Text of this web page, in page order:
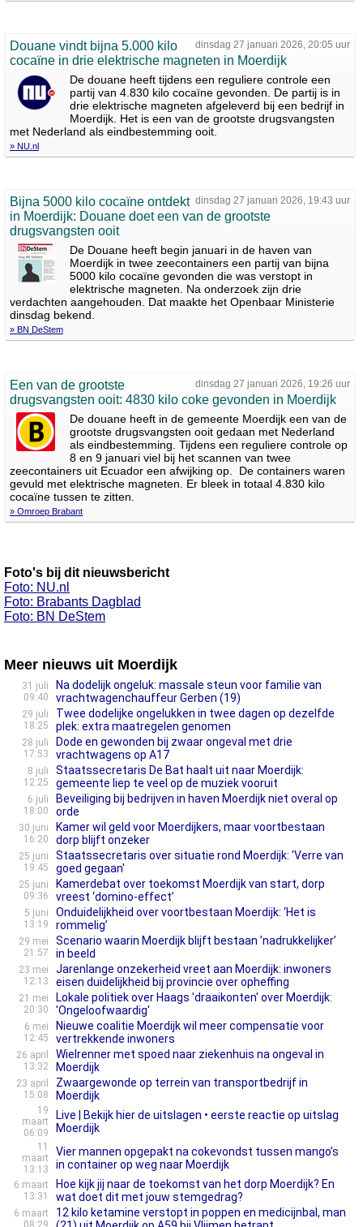
dinsdag 27 januari 2026, 20:05 uur
Douane vindt bijna 5.000 kilo
cocaïne in drie elektrische magneten in Moerdijk
De douane heeft tijdens een reguliere controle een
partij van 4.830 kilo cocaïne gevonden. De partij is in
drie elektrische magneten afgeleverd bij een bedrijf in
Moerdijk. Het is een van de grootste drugsvangsten
met Nederland als eindbestemming ooit.
» NU.nl
dinsdag 27 januari 2026, 19:43 uur
Bijna 5000 kilo cocaïne ontdekt
in Moerdijk: Douane doet een van de grootste
drugsvangsten ooit
De Douane heeft begin januari in de haven van
Moerdijk in twee zeecontainers een partij van bijna
5000 kilo cocaïne gevonden die was verstopt in
elektrische magneten. Na onderzoek zijn drie
verdachten aangehouden. Dat maakte het Openbaar Ministerie
dinsdag bekend.
» BN DeStem
dinsdag 27 januari 2026, 19:26 uur
Een van de grootste
drugsvangsten ooit: 4830 kilo coke gevonden in Moerdijk
De douane heeft in de gemeente Moerdijk een van de
grootste drugsvangsten ooit gedaan met Nederland
als eindbestemming. Tijdens een reguliere controle op
8 en 9 januari viel bij het scannen van twee
zeecontainers uit Ecuador een afwijking op. De containers waren
gevuld met elektrische magneten. Er bleek in totaal 4.830 kilo
cocaïne tussen te zitten.
» Omroep Brabant
Foto's bij dit nieuwsbericht
Foto: NU.nl
Foto: Brabants Dagblad
Foto: BN DeStem
Meer nieuws uit Moerdijk
31 juli
09:40
Na dodelijk ongeluk: massale steun voor familie van
vrachtwagenchauffeur Gerben (19)
29 juli
18:25
Twee dodelijke ongelukken in twee dagen op dezelfde
plek: extra maatregelen genomen
28 juli
17:53
Dode en gewonden bij zwaar ongeval met drie
vrachtwagens op A17
8 juli
12:25
Staatssecretaris De Bat haalt uit naar Moerdijk:
gemeente liep te veel op de muziek vooruit
6 juli
18:00
Beveiliging bij bedrijven in haven Moerdijk niet overal op
orde
30 juni
16:20
Kamer wil geld voor Moerdijkers, maar voortbestaan
dorp blijft onzeker
25 juni
19:45
Staatssecretaris over situatie rond Moerdijk: 'Verre van
goed gegaan'
25 juni
09:36
Kamerdebat over toekomst Moerdijk van start, dorp
vreest ‘domino-effect’
5 juni
13:19
Onduidelijkheid over voortbestaan Moerdijk: ‘Het is
rommelig’
29 mei
21:57
Scenario waarin Moerdijk blijft bestaan ’nadrukkelijker’
in beeld
23 mei
12:13
Jarenlange onzekerheid vreet aan Moerdijk: inwoners
eisen duidelijkheid bij provincie over opheffing
21 mei
20:30
Lokale politiek over Haags 'draaikonten' over Moerdijk:
'Ongeloofwaardig'
6 mei
12:45
Nieuwe coalitie Moerdijk wil meer compensatie voor
vertrekkende inwoners
26 april
13:32
Wielrenner met spoed naar ziekenhuis na ongeval in
Moerdijk
23 april
15:08
Zwaargewonde op terrein van transportbedrijf in
Moerdijk
19
maart
06:09
Live | Bekijk hier de uitslagen • eerste reactie op uitslag
Moerdijk
11
maart
13:13
Vier mannen opgepakt na cokevondst tussen mango’s
in container op weg naar Moerdijk
6 maart
13:31
Hoe kijk jij naar de toekomst van het dorp Moerdijk? En
wat doet dit met jouw stemgedrag?
6 maart
08:29
12 kilo ketamine verstopt in poppen en medicijnbal, man